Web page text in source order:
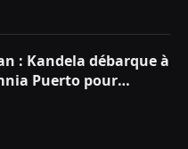
: Kandela débarque à
Puerto pour
Malibu